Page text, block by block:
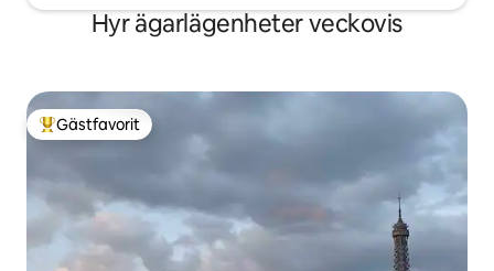
Hyr ägarlägenheter veckovis
Populär gästfavorit
Gästfavorit